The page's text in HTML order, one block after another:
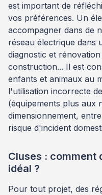
est important de
vos préférences. Un
accompagner dans de
réseau électrique dans
diagnostic et
construction... Il est
enfants et animaux au
l'utilisation incorrecte
(équipements plus aux
dimensionnement,
risque d'incident
Cluses :
idéal ?
Pour tout projet, des